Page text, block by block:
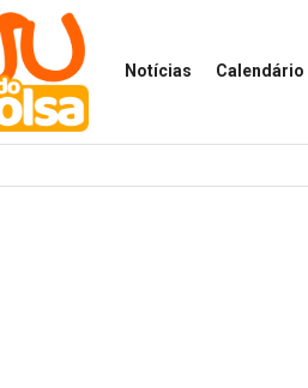
Notícias Calendário